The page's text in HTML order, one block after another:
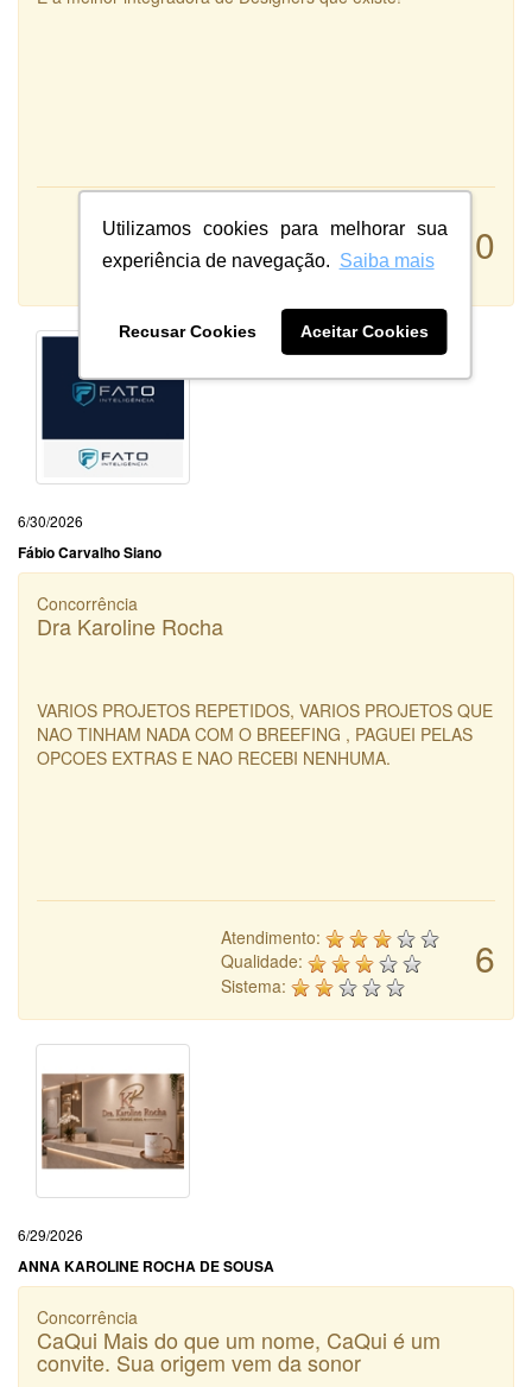
Utilizamos cookies para melhorar sua
experiência de navegação. Saiba mais
Recusar Cookies Aceitar Cookies
10
Atendimento:
Qualidade:
Sistema:
6/30/2026
Fábio Carvalho Siano
Concorrência
Dra Karoline Rocha
VARIOS PROJETOS REPETIDOS, VARIOS PROJETOS QUE
NAO TINHAM NADA COM O BREEFING , PAGUEI PELAS
OPCOES EXTRAS E NAO RECEBI NENHUMA.
6
Atendimento:
Qualidade:
Sistema:
6/29/2026
ANNA KAROLINE ROCHA DE SOUSA
Concorrência
CaQui Mais do que um nome, CaQui é um
convite. Sua origem vem da sonor